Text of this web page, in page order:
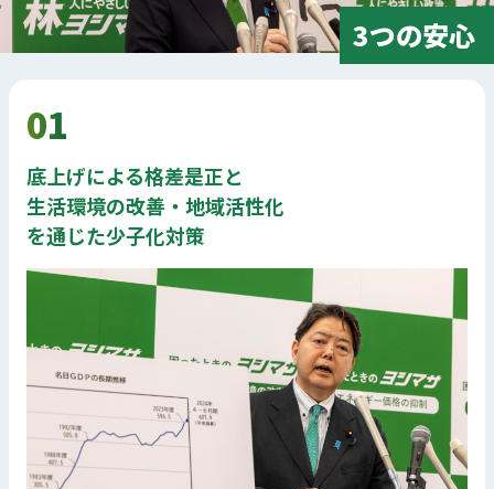
3つの安心
01
底上げによる格差是正と
生活環境の改善・地域活性化
を通じた少子化対策